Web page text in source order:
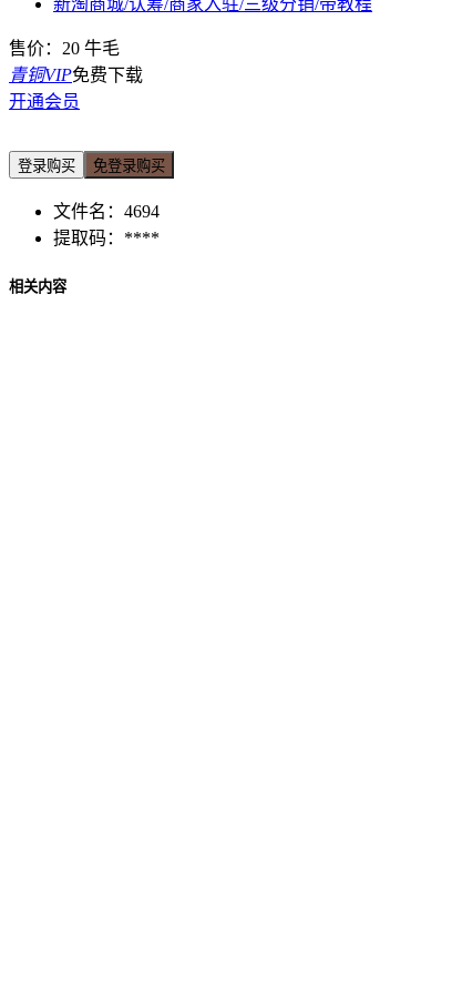
新淘商城/认筹/商家入驻/三级分销/带教程
售价： 20 牛毛
青铜VIP免费下载
开通会员
登录购买 免登录购买
文件名： 4694
提取码： ****
相关内容